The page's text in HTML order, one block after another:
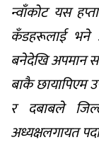
न्वाँकोट यस
कँडहरूलाई भने
बनेदेखि अपमान
बाकै छायापिएम
र दबाबले
अध्यक्षलगायत